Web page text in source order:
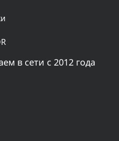
в сети с 2012 года